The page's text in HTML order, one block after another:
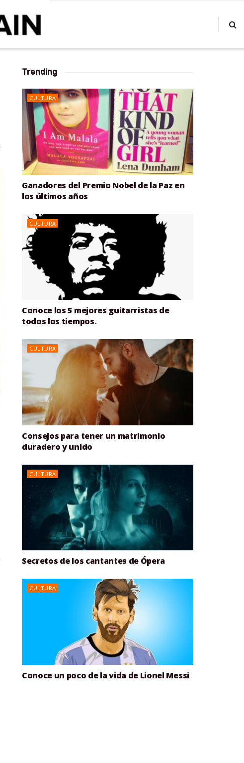
Trending
CULTURA
Ganadores del Premio Nobel de la Paz en
los últimos años
CULTURA
Conoce los 5 mejores guitarristas de
todos los tiempos.
CULTURA
Consejos para tener un matrimonio
duradero y unido
CULTURA
Secretos de los cantantes de Ópera
CULTURA
Conoce un poco de la vida de Lionel Messi